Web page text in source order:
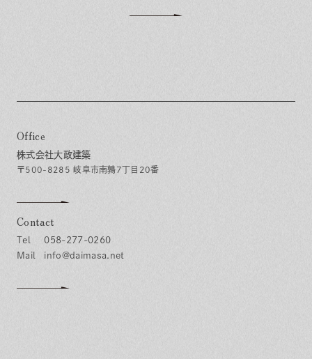
Office
株式会社大政建築
〒500-8285 岐阜市南鶉7丁目20番
Contact
058-277-0260
info@daimasa.net